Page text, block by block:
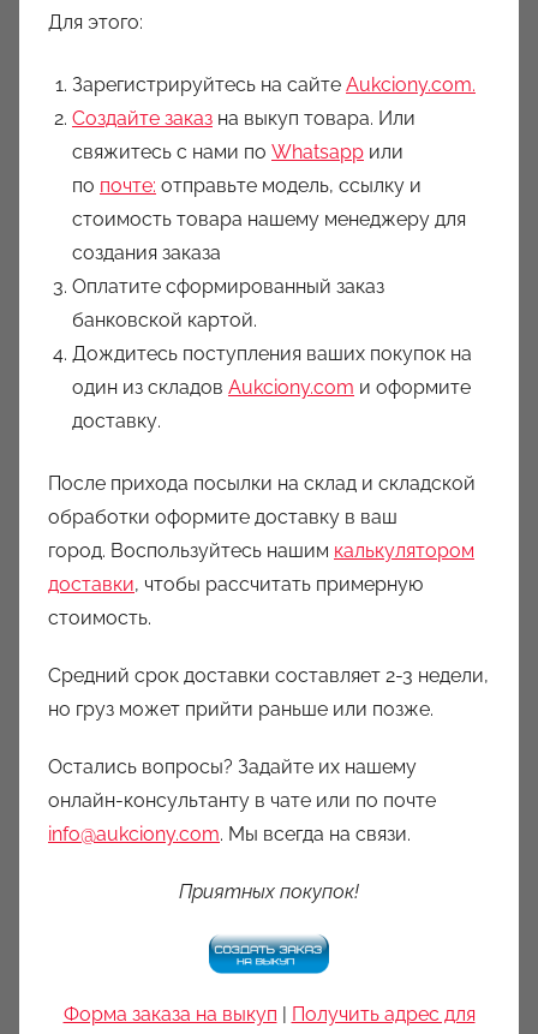
Для этого:
Зарегистрируйтесь на сайте Aukciony.com.
Создайте заказ на выкуп товара. Или
свяжитесь с нами по Whatsapp или
по почте: отправьте модель, ссылку и
стоимость товара нашему менеджеру для
создания заказа
Оплатите сформированный заказ
банковской картой.
Дождитесь поступления ваших покупок на
один из складов Aukciony.com и оформите
доставку.
После прихода посылки на склад и складской
обработки оформите доставку в ваш
город. Воспользуйтесь нашим калькулятором
доставки, чтобы рассчитать примерную
стоимость.
Средний срок доставки составляет 2-3 недели,
но груз может прийти раньше или позже.
Остались вопросы? Задайте их нашему
онлайн-консультанту в чате или по почте
info@aukciony.com. Мы всегда на связи.
Приятных покупок!
Форма заказа на выкуп Получить адрес для